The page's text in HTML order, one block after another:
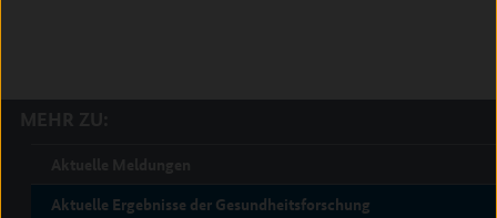
Aktuelle Ergebnisse der Gesundheitsforschung